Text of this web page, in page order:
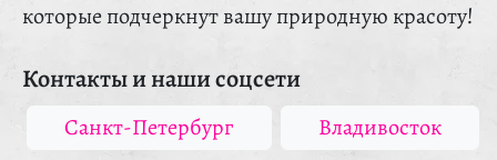
которые подчеркнут вашу природную красоту!
Контакты и наши соцсети
Санкт-Петербург Владивосток